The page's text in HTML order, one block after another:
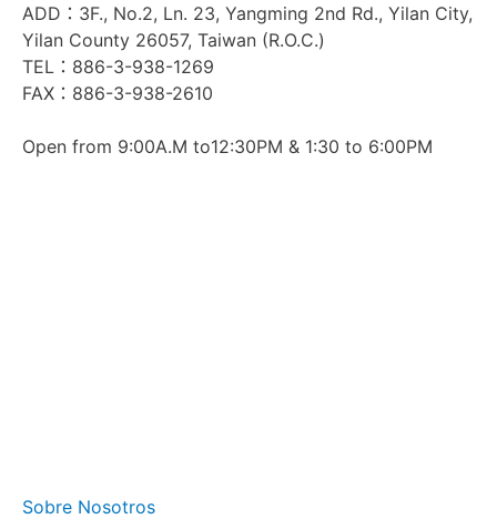
ADD：3F., No.2, Ln. 23, Yangming 2nd Rd., Yilan City,
Yilan County 26057, Taiwan (R.O.C.)
TEL：886-3-938-1269
FAX：886-3-938-2610
Open from 9:00A.M to12:30PM & 1:30 to 6:00PM
Sobre Nosotros